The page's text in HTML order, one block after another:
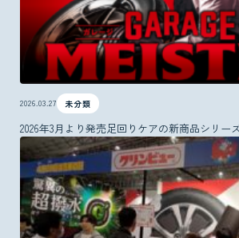
2026.03.27 未分類
2026年3月より発売足回りケアの新商品シリー